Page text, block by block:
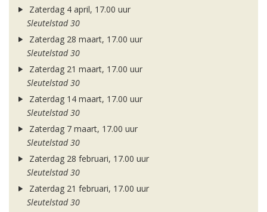
Zaterdag 4 april, 17.00 uur
Sleutelstad 30
Zaterdag 28 maart, 17.00 uur
Sleutelstad 30
Zaterdag 21 maart, 17.00 uur
Sleutelstad 30
Zaterdag 14 maart, 17.00 uur
Sleutelstad 30
Zaterdag 7 maart, 17.00 uur
Sleutelstad 30
Zaterdag 28 februari, 17.00 uur
Sleutelstad 30
Zaterdag 21 februari, 17.00 uur
Sleutelstad 30